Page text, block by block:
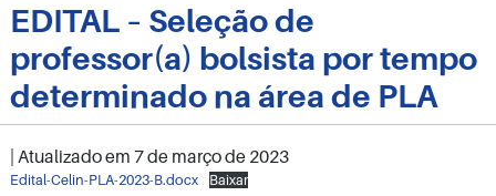
EDITAL – Seleção de
professor(a) bolsista por tempo
determinado na área de PLA
| Atualizado em 7 de março de 2023
Edital-Celin-PLA-2023-B.docx Baixar